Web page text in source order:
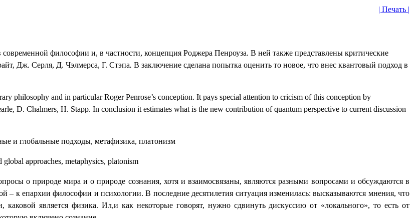
| Печать |
философии и, в частности, концепция Роджера Пенроуза. В ней также представлены критические
Дж. Серля, Д. Чэлмерса, Г. Стэпа. В заключение сделана попытка оценить то новое, что внес квантовый подход в
philosophy and in particular Roger Penrose’s conception. It pays special attention to cricism of this conception by
D. Chalmers, H. Stapp. In conclusion it estimates what is the new contribution of quantum perspective to current discussion
и глобальные подходы, метафизика, платонизм
approaches, metaphysics, platonism
о природе мира и о природе сознания, хотя и взаимосвязаны, являются разными вопросами и обсуждаются в
к епархии философии и психологии. В последние десятилетия ситуация изменилась: высказываются мнения, что
является физика. Ил,и как некоторые говорят, нужно сдвинуть дискуссию от «локального», то есть от